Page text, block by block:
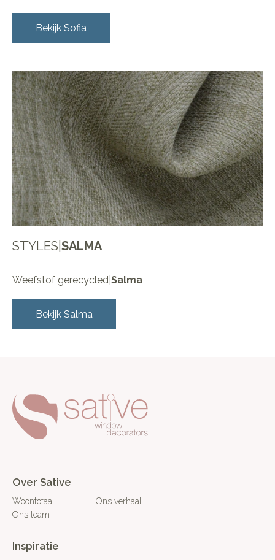
Bekijk Sofia
STYLES SALMA
Weefstof gerecycled Salma
Bekijk Salma
Over Sative
Woontotaal
Ons verhaal
Ons team
Inspiratie